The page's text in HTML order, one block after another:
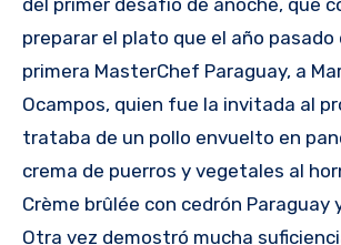
del primer desafío de anoche, que
preparar el plato que el año
primera MasterChef Paraguay, a
Ocampos, quien fue la invitada al
trataba de un pollo envuelto en
crema de puerros y vegetales al
Crème brûlée con cedrón Paraguay
Otra vez demostró mucha